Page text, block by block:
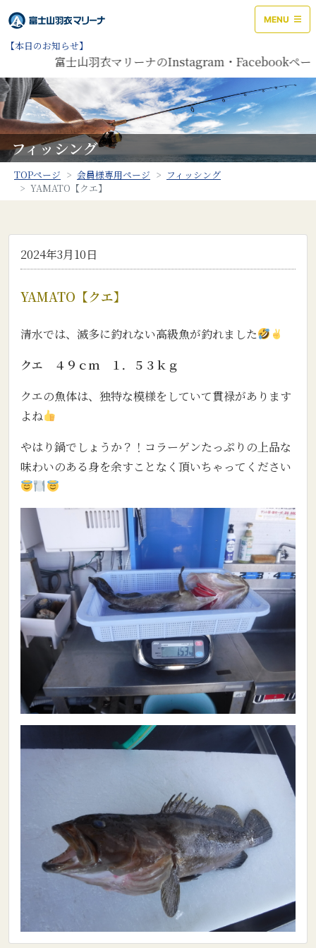
MENU
【本日のお知らせ】
富士山羽衣マリーナのInstagram・Facebookペー
フィッシング
TOPページ 会員様専用ページ
フィッシング
YAMATO【クエ】
2024年3月10日
YAMATO【クエ】
清水では、滅多に釣れない高級魚が釣れました
クエ ４９ｃｍ １．５３ｋｇ
クエの魚体は、独特な模様をしていて貫禄があります
よね
やはり鍋でしょうか？！コラーゲンたっぷりの上品な
味わいのある身を余すことなく頂いちゃってください